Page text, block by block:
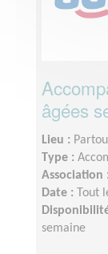
âgées
Lieu :
Type :
Association :
Date :
Tout
semaine